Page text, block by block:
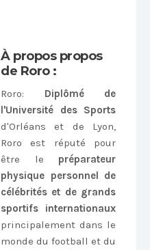
À propos propos
de Roro :
Roro: Diplômé de
l'Université des Sports
d'Orléans et de Lyon,
Roro est réputé pour
être le préparateur
physique personnel de
célébrités et de grands
sportifs internationaux
principalement dans le
monde du football et du